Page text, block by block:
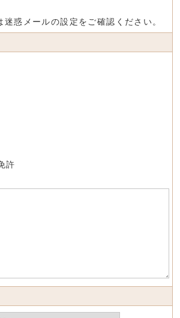
惑メールの設定をご確認ください。
許